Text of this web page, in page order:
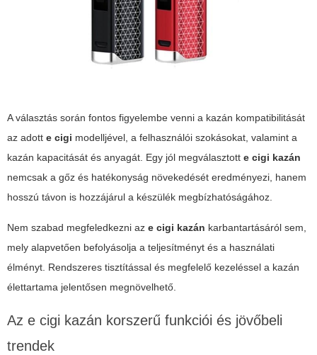
A választás során fontos figyelembe venni a kazán kompatibilitását
az adott e cigi modelljével, a felhasználói szokásokat, valamint a
kazán kapacitását és anyagát. Egy jól megválasztott e cigi kazán
nemcsak a gőz és hatékonyság növekedését eredményezi, hanem
hosszú távon is hozzájárul a készülék megbízhatóságához.
Nem szabad megfeledkezni az e cigi kazán karbantartásáról sem,
mely alapvetően befolyásolja a teljesítményt és a használati
élményt. Rendszeres tisztítással és megfelelő kezeléssel a kazán
élettartama jelentősen megnövelhető.
Az e cigi kazán korszerű funkciói és jövőbeli
trendek